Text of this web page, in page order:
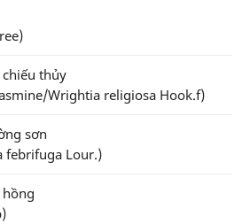
chiếu thủy
Wrightia religiosa Hook.f)
sơn
febrifuga Lour.)
hồng